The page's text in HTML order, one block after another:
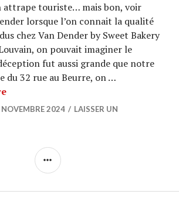
attrape touriste… mais bon, voir
lorsque l’on connait la qualité
chez Van Dender by Sweet Bakery
on pouvait imaginer le
fut aussi grande que notre
du 32 rue au Beurre, on …
Ne pas confondre Van Dender et
2024
LAISSER UN
COLONNE